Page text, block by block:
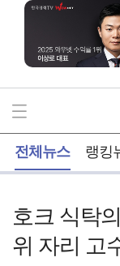
전체뉴스 랭킹
호크 식탁
위 자리 고